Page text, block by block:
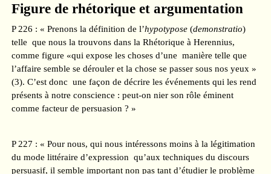
Figure de rhétorique et argumentation
P 226 : « Prenons la définition de l’hypotypose(demonstratio)
telle que nous la trouvons dans la Rhétorique à Herennius,
comme figure «qui expose les choses d’une manière telle que
l’affaire semble se dérouler et la chose se passer sous nos yeux »
(3). C’est donc une façon de décrire les événements qui les rend
présents à notre conscience : peut-on nier son rôle éminent
comme facteur de persuasion ? »
P 227 : « Pour nous, qui nous intéressons moins à la légitimation
du mode littéraire d’expression qu’aux techniques du discours
persuasif, il semble important non pas tant d’étudier le problème